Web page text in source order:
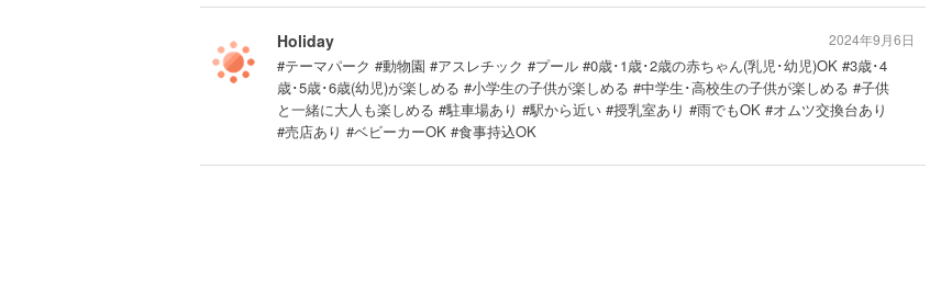
Holiday
#テーマパーク #動物園 #アスレチック #プール #0歳･1歳･2歳の赤ちゃん(乳児･幼児)OK #3歳･4
歳･5歳･6歳(幼児)が楽しめる #小学生の子供が楽しめる #中学生･高校生の子供が楽しめる #子供
と一緒に大人も楽しめる #駐車場あり #駅から近い #授乳室あり #雨でもOK #オムツ交換台あり
#売店あり #ベビーカーOK #食事持込OK
2024年9月6日